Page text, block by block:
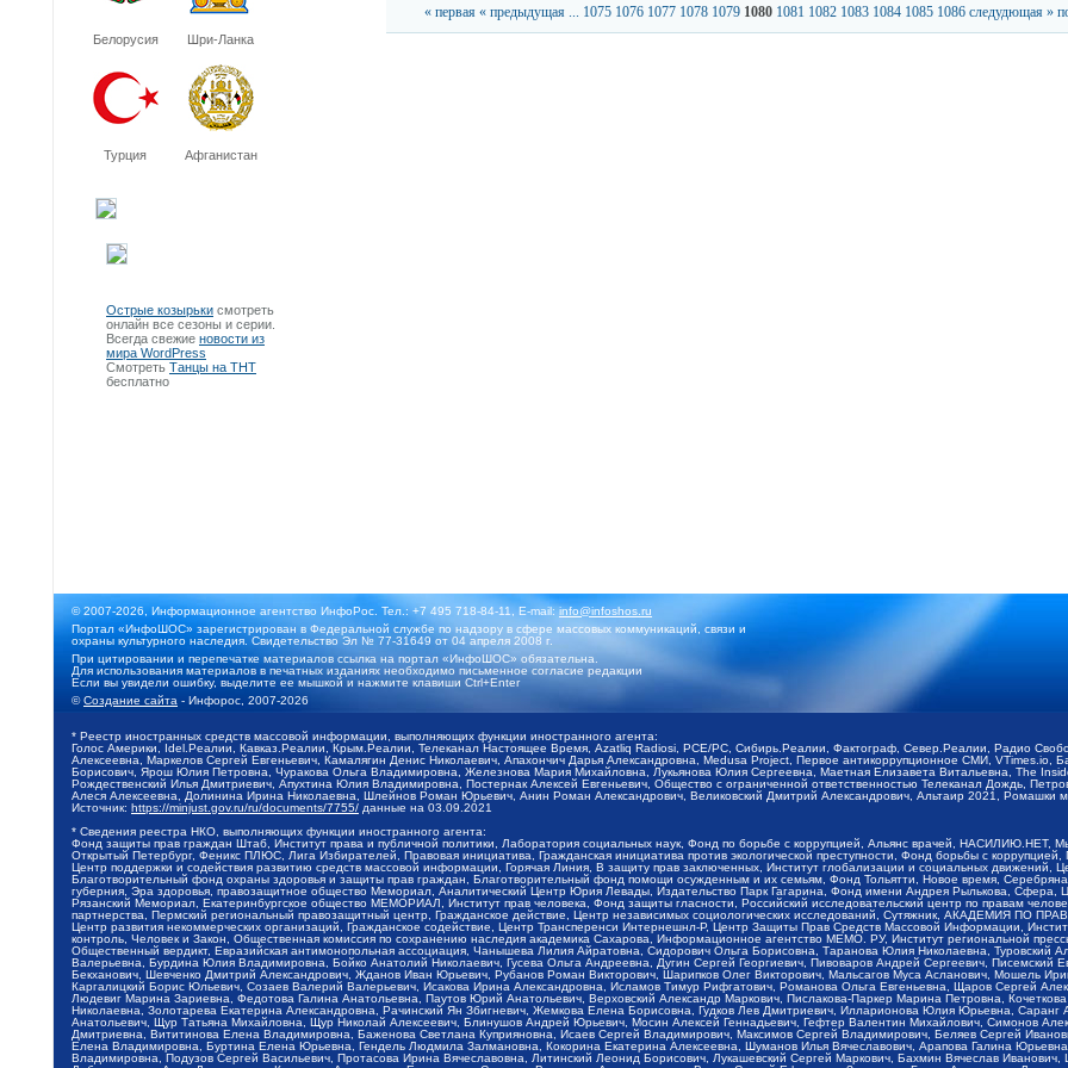
Белорусия Шри-Ланка
Турция Афганистан
Острые козырьки смотреть
онлайн все сезоны и серии.
Всегда свежие новости из
мира WordPress
Смотреть Танцы на ТНТ
бесплатно
« первая « предыдущая ... 1075 1076 1077 1078 1079 1080 1081 1082 1083 1084 1085 1086 следудющая »
© 2007-2026, Информационное агентство ИнфоРос. Тел.: +7 495 718-84-11, E-mail:info@infoshos.ru
Портал «ИнфоШОС» зарегистрирован в Федеральной службе по надзору в сфере массовых коммуникаций, связи и
охраны культурного наследия. Свидетельство Эл № 77-31649 от 04 апреля 2008 г.
При цитировании и перепечатке материалов ссылка на портал «ИнфоШОС» обязательна.
Для использования материалов в печатных изданиях необходимо письменное согласие редакции
Если вы увидели ошибку, выделите ее мышкой и нажмите клавиши Ctrl+Enter
©Создание сайта - Инфорос, 2007-2026
* Реестр иностранных средств массовой информации, выполняющих функции иностранного агента:
Голос Америки, Idel.Реалии, Кавказ.Реалии, Крым.Реалии, Телеканал Настоящее Время, Azatliq Radiosi, PCE/PC, Сибирь.Реалии, Фактограф, Север.Реалии, Радио
Алексеевна, Маркелов Сергей Евгеньевич, Камалягин Денис Николаевич, Апахончич Дарья Александровна, Medusa Project, Первое антикоррупционное СМИ,
Борисович, Ярош Юлия Петровна, Чуракова Ольга Владимировна, Железнова Мария Михайловна, Лукьянова Юлия Сергеевна, Маетная Елизавета Витальевна, The
Рождественский Илья Дмитриевич, Апухтина Юлия Владимировна, Постернак Алексей Евгеньевич, Общество с ограниченной ответственностью Телеканал Дождь,
Алеся Алексеевна, Долинина Ирина Николаевна, Шлейнов Роман Юрьевич, Анин Роман Александрович, Великовский Дмитрий Александрович, Альтаир 2021, Ромашки
Источник: https://minjust.gov.ru/ru/documents/7755/ данные на 03.09.2021
* Сведения реестра НКО, выполняющих функции иностранного агента:
Фонд защиты прав граждан Штаб, Институт права и публичной политики, Лаборатория социальных наук, Фонд по борьбе с коррупцией, Альянс врачей,
Открытый Петербург, Феникс ПЛЮС, Лига Избирателей, Правовая инициатива, Гражданская инициатива против экологической преступности, Фонд борьбы с
Центр поддержки и содействия развитию средств массовой информации, Горячая Линия, В защиту прав заключенных, Институт глобализации и социальных
Благотворительный фонд охраны здоровья и защиты прав граждан, Благотворительный фонд помощи осужденным и их семьям, Фонд Тольятти, Новое время,
губерния, Эра здоровья, правозащитное общество Мемориал, Аналитический Центр Юрия Левады, Издательство Парк Гагарина, Фонд имени Андрея Рылькова,
Рязанский Мемориал, Екатеринбургское общество МЕМОРИАЛ, Институт прав человека, Фонд защиты гласности, Российский исследовательский центр по правам
партнерства, Пермский региональный правозащитный центр, Гражданское действие, Центр независимых социологических исследований, Сутяжник, АКАДЕМИЯ ПО
Центр развития некоммерческих организаций, Гражданское содействие, Центр Трансперенси Интернешнл-Р, Центр Защиты Прав Средств Массовой Информации,
контроль, Человек и Закон, Общественная комиссия по сохранению наследия академика Сахарова, Информационное агентство МЕМО. РУ, Институт региональной
Общественный вердикт, Евразийская антимонопольная ассоциация, Чанышева Лилия Айратовна, Сидорович Ольга Борисовна, Таранова Юлия Николаевна, Туровский
Валерьевна, Бурдина Юлия Владимировна, Бойко Анатолий Николаевич, Гусева Ольга Андреевна, Дугин Сергей Георгиевич, Пивоваров Андрей Сергеевич, Писемский
Бекханович, Шевченко Дмитрий Александрович, Жданов Иван Юрьевич, Рубанов Роман Викторович, Шарипков Олег Викторович, Мальсагов Муса Асланович, Мошель
Каргалицкий Борис Юльевич, Созаев Валерий Валерьевич, Исакова Ирина Александровна, Исламов Тимур Рифгатович, Романова Ольга Евгеньевна, Щаров Сергей
Людевиг Марина Зариевна, Федотова Галина Анатольевна, Паутов Юрий Анатольевич, Верховский Александр Маркович, Пислакова-Паркер Марина Петровна,
Николаевна, Золотарева Екатерина Александровна, Рачинский Ян Збигневич, Жемкова Елена Борисовна, Гудков Лев Дмитриевич, Илларионова Юлия Юрьевна,
Анатольевич, Щур Татьяна Михайловна, Щур Николай Алексеевич, Блинушов Андрей Юрьевич, Мосин Алексей Геннадьевич, Гефтер Валентин Михайлович, Симонов
Дмитриевна, Вититинова Елена Владимировна, Баженова Светлана Куприяновна, Исаев Сергей Владимирович, Максимов Сергей Владимирович, Беляев Сергей
Елена Владимировна, Буртина Елена Юрьевна, Гендель Людмила Залмановна, Кокорина Екатерина Алексеевна, Шуманов Илья Вячеславович, Арапова Галина
Владимировна, Подузов Сергей Васильевич, Протасова Ирина Вячеславовна, Литинский Леонид Борисович, Лукашевский Сергей Маркович, Бахмин Вячеслав